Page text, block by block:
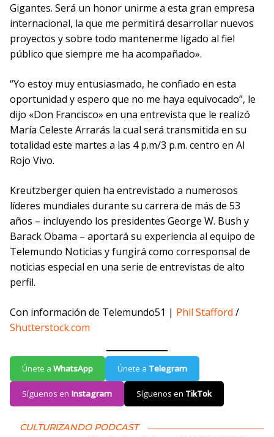
Gigantes. Será un honor unirme a esta gran empresa
internacional, la que me permitirá desarrollar nuevos
proyectos y sobre todo mantenerme ligado al fiel
público que siempre me ha acompañado».
“Yo estoy muy entusiasmado, he confiado en esta
oportunidad y espero que no me haya equivocado”, le
dijo «Don Francisco» en una entrevista que le realizó
María Celeste Arrarás la cual será transmitida en su
totalidad este martes a las 4 p.m/3 p.m. centro en Al
Rojo Vivo.
Kreutzberger quien ha entrevistado a numerosos
líderes mundiales durante su carrera de más de 53
años – incluyendo los presidentes George W. Bush y
Barack Obama – aportará su experiencia al equipo de
Telemundo Noticias y fungirá como corresponsal de
noticias especial en una serie de entrevistas de alto
perfil.
Con información de Telemundo51 | Phil Stafford /
Shutterstock.com
Únete a WhatsApp Únete a Telegram
Síguenos en Instagram Síguenos en TikTok
CULTURIZANDO PODCAST